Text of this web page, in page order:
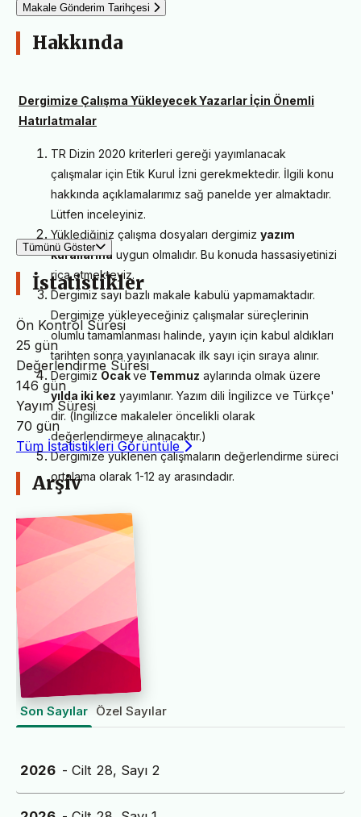
Makale Gönderim Tarihçesi
Hakkında
Dergimize Çalışma Yükleyecek Yazarlar İçin Önemli
Hatırlatmalar
TR Dizin 2020 kriterleri gereği yayımlanacak
çalışmalar için Etik Kurul İzni gerekmektedir. İlgili konu
hakkında açıklamalarımız sağ panelde yer almaktadır.
Lütfen inceleyiniz.
Yüklediğiniz çalışma dosyaları dergimiz yazım
kurallarına uygun olmalıdır. Bu konuda hassasiyetinizi
rica etmekteyiz.
Dergimiz sayı bazlı makale kabulü yapmamaktadır.
Dergimize yükleyeceğiniz çalışmalar süreçlerinin
olumlu tamamlanması halinde, yayın için kabul aldıkları
tarihten sonra yayınlanacak ilk sayı için sıraya alınır.
Dergimiz Ocakve Temmuz aylarında olmak üzere
yılda iki kez yayımlanır. Yazım dili İngilizce ve Türkçe'
dir. (İngilizce makaleler öncelikli olarak
değerlendirmeye alınacaktır.)
Dergimize yüklenen çalışmaların değerlendirme süreci
ortalama olarak 1-12 ay arasındadır.
Tümünü Göster
İstatistikler
Ön Kontrol Süresi
25 gün
Değerlendirme Süresi
146 gün
Yayım Süresi
70 gün
Tüm İstatistikleri Görüntüle
Arşiv
Son Sayılar Özel Sayılar
2026 - Cilt 28, Sayı 2